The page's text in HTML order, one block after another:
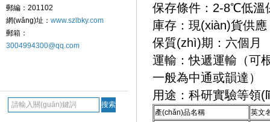
郵編：201102
網(wǎng)址： www.szlbky.com
郵箱：
3004994300@qq.com
保存條件：2-8℃低溫
庫存：現(xiàn)貨供應
保質(zhì)期：六個月
運輸：快遞運輸（可根
一般為中通或韻達）
用途：科研實驗等領
產(chǎn)品名稱
英文